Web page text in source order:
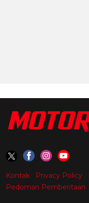
Kontak Privacy Policy
Pedoman Pemberitaan